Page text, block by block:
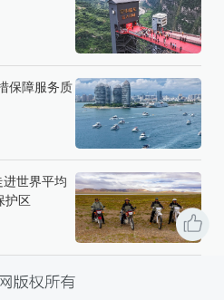
保障服务质
世界平均
护区